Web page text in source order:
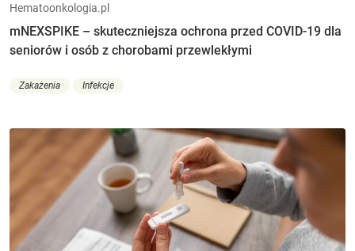
Hematoonkologia.pl
mNEXSPIKE – skuteczniejsza ochrona przed COVID-19 dla
seniorów i osób z chorobami przewlekłymi
Zakażenia Infekcje